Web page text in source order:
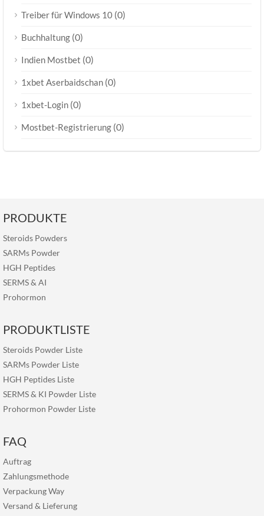
Treiber für Windows 10 (0)
Buchhaltung (0)
Indien Mostbet (0)
1xbet Aserbaidschan (0)
1xbet-Login (0)
Mostbet-Registrierung (0)
PRODUKTE
Steroids Powders
SARMs Powder
HGH Peptides
SERMS& AI
Prohormon
PRODUKTLISTE
Steroids Powder Liste
SARMs Powder Liste
HGH Peptides Liste
SERMS & KI Powder Liste
Prohormon Powder Liste
FAQ
Auftrag
Zahlungsmethode
Verpackung Way
Versand & Lieferung